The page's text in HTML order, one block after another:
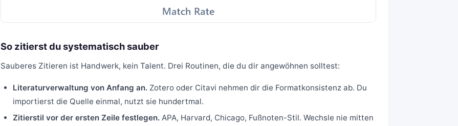
So zitierst du systematisch sauber
Sauberes Zitieren ist Handwerk, kein Talent. Drei Routinen, die du dir angewöhnen solltest:
Literaturverwaltung von Anfang an.Zotero oder Citavi nehmen dir die Formatkonsistenz ab. Du
importierst die Quelle einmal, nutzt sie hundertmal.
Zitierstil vor der ersten Zeile festlegen.APA, Harvard, Chicago, Fußnoten-Stil. Wechsle nie mitten